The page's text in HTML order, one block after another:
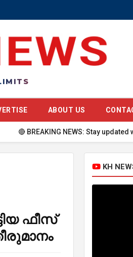
ABOUT US
BREAKING NEWS: Stay updated
ഫീസ്
KH